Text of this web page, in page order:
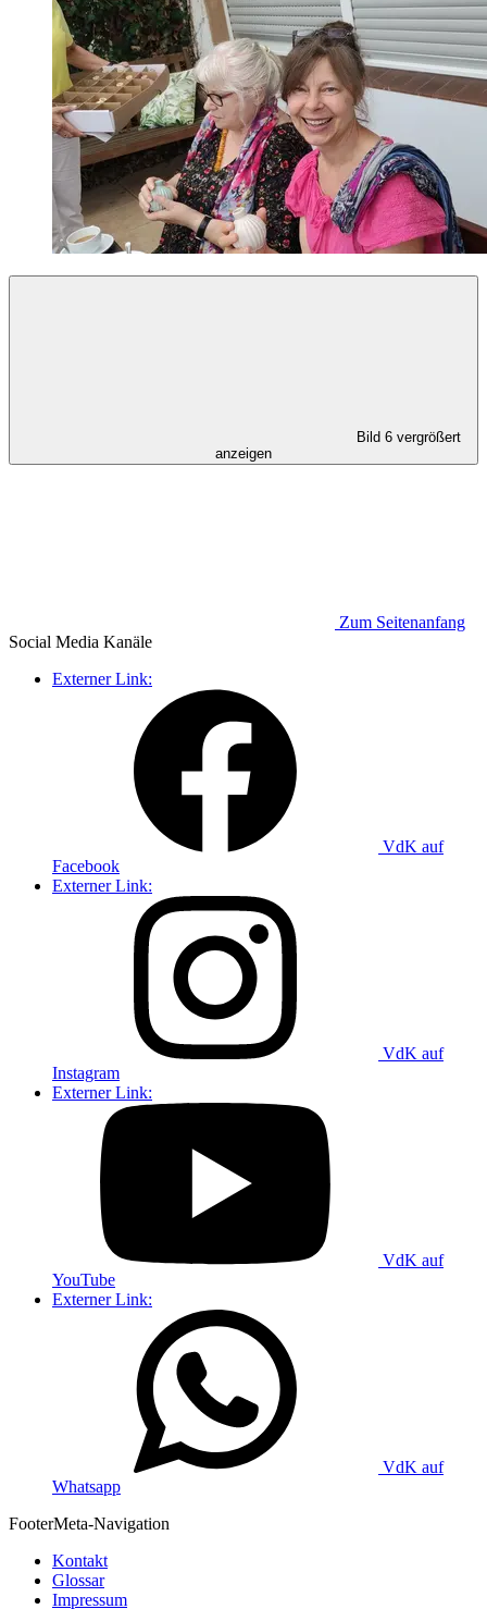
Bild 6 vergrößert
anzeigen
Zum Seitenanfang
Social Media Kanäle
Externer Link:
VdK auf
Facebook
Externer Link:
VdK auf
Instagram
Externer Link:
VdK auf
YouTube
Externer Link:
VdK auf
Whatsapp
FooterMeta-Navigation
Kontakt
Glossar
Impressum